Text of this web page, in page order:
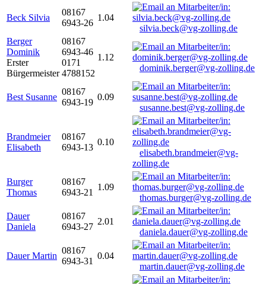
Beck Silvia
08167
6943-26
1.04
silvia.beck@vg-zolling.de
Berger
Dominik
Erster
Bürgermeister
08167
6943-46
0171
4788152
1.12
dominik.berger@vg-zolling.de
Best Susanne
08167
6943-19
0.09
susanne.best@vg-zolling.de
Brandmeier
Elisabeth
08167
6943-13
0.10
elisabeth.brandmeier@vg-
zolling.de
Burger
Thomas
08167
6943-21
1.09
thomas.burger@vg-zolling.de
Dauer
Daniela
08167
6943-27
2.01
daniela.dauer@vg-zolling.de
Dauer Martin
08167
6943-31
0.04
martin.dauer@vg-zolling.de